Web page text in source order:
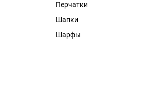
Перчатки
Шапки
Шарфы